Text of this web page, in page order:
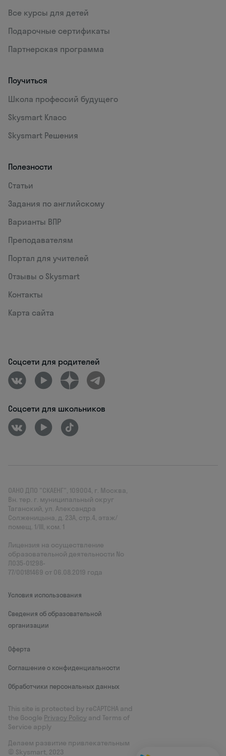
Все курсы для детей
Подарочные сертификаты
Партнерская программа
Поучиться
Школа профессий будущего
Skysmart Класс
Skysmart Решения
Полезности
Статьи
Задания по английскому
Варианты ВПР
Преподавателям
Портал для учителей
Отзывы о Skysmart
Контакты
Карта сайта
Соцсети для родителей
Соцсети для школьников
ОАНО ДПО "СКАЕНГ", 109004, г. Москва,
Вн. тер. г. муниципальный округ
Таганский, ул. Александра
Солженицына, д. 23А, стр.4, этаж/
помещ. 1/III, ком. 1
Лицензия на осуществление
образовательной деятельности No
Л035‑01298-
77/00181469 от 06.08.2019 года
Условия использования
Сведения об образовательной
организации
Оферта
Соглашение о конфиденциальности
Обработчики персональных данных
This site is protected by reCAPTCHA and
the Google Privacy Policy and Terms of
Service apply
Делаем развитие привлекательным
© Skysmart, 2023